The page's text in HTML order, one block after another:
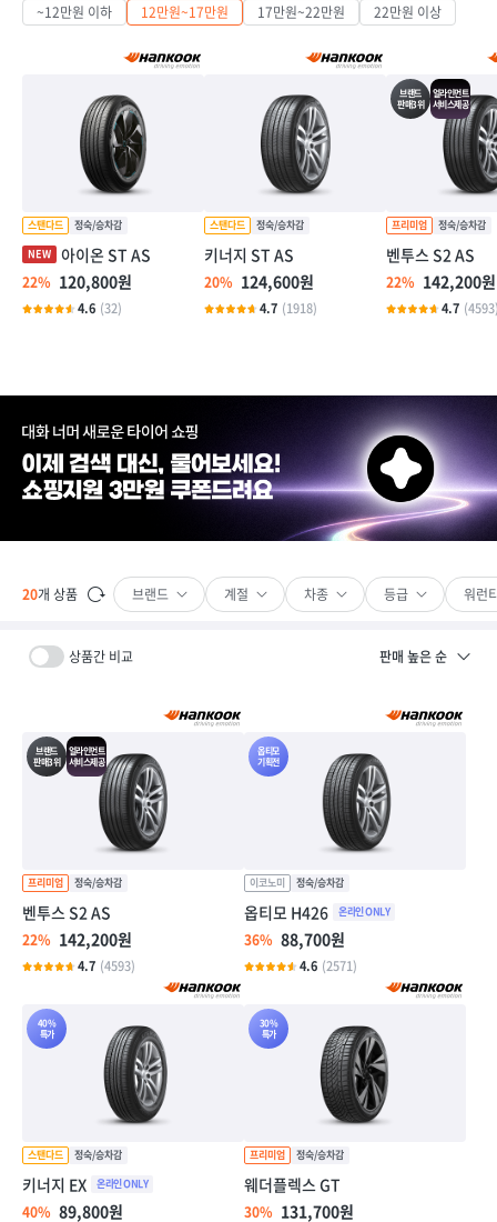
~12만원 이하 12만원~17만원 17만원~22만원 22만원 이상
아이온 ST AS
22% 120,800원
4.6 (32)
키너지 ST AS
20% 124,600원
4.7 (1918)
브랜드
판매3위
얼라인먼트
서비스제공
벤투스 S2 AS
22% 142,200원
4.7
20개 상품 브랜드 계절 차종 등급 워런
상품간 비교
브랜드
판매3위
얼라인먼트
서비스제공
벤투스 S2 AS
22% 142,200원
4.7 (4593)
옵티모
기획전
옵티모 H426
36% 88,700원
4.6 (2571)
40%
특가
키너지 EX
40% 89,800원
30%
특가
웨더플렉스 GT
30% 131,700원